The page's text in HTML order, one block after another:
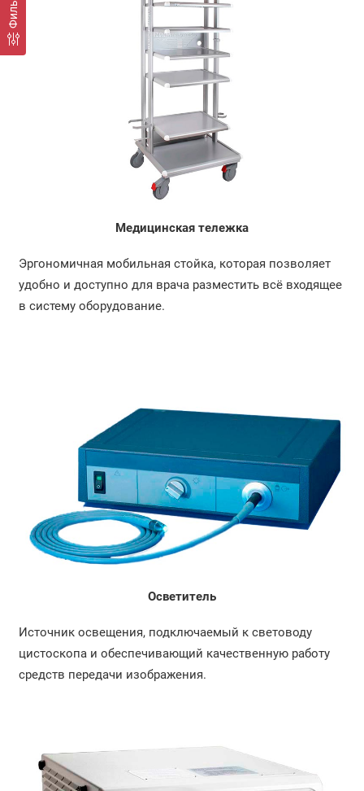
Фильтр
Медицинская тележка
Эргономичная мобильная стойка, которая позволяет
удобно и доступно для врача разместить всё входящее
в систему оборудование.
Осветитель
Источник освещения, подключаемый к световоду
цистоскопа и обеспечивающий качественную работу
средств передачи изображения.